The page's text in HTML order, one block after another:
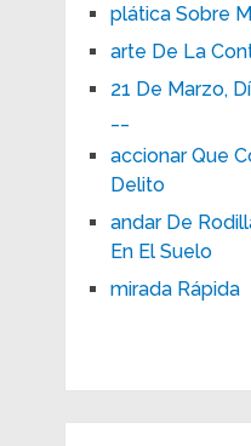
plática Sobre
arte De La
21 De Marzo,
accionar Que
Delito
andar De
En El Suelo
mirada Rápida